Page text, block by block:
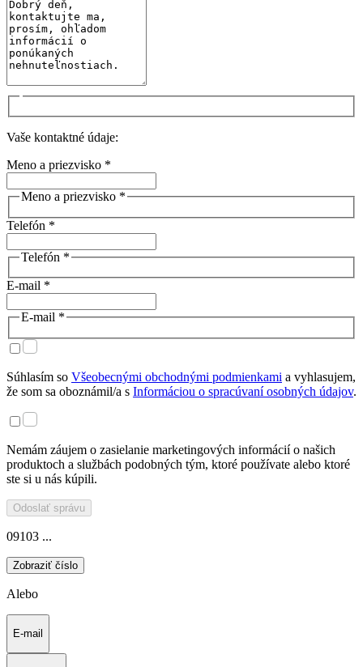
Vaše kontaktné údaje:
Meno a priezvisko *
Meno a priezvisko *
Telefón *
Telefón *
E-mail *
E-mail *
Súhlasím so Všeobecnými obchodnými podmienkami a vyhlasujem,
že som sa oboznámil/a s Informáciou o spracúvaní osobných údajov.
Nemám záujem o zasielanie marketingových informácií o našich
produktoch a službách podobných tým, ktoré používate alebo ktoré
ste si u nás kúpili.
Odoslať správu
09103 ...
Zobraziť číslo
Alebo
E-mail